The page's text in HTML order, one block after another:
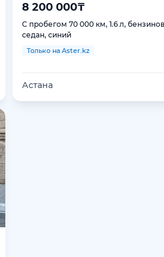
8 200 000₸
С пробегом 70 000 км, 1.6 л,
седан, синий
Только на Aster.kz
Астана